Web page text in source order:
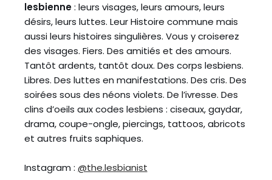
lesbienne: leurs visages, leurs amours, leurs
désirs, leurs luttes. Leur Histoire commune mais
aussi leurs histoires singulières. Vous y croiserez
des visages. Fiers. Des amitiés et des amours.
Tantôt ardents, tantôt doux. Des corps lesbiens.
Libres. Des luttes en manifestations. Des cris. Des
soirées sous des néons violets. De l’ivresse. Des
clins d’oeils aux codes lesbiens : ciseaux, gaydar,
drama, coupe-ongle, piercings, tattoos, abricots
et autres fruits saphiques.
Instagram : @the.lesbianist